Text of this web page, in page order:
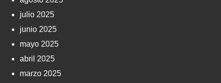
julio 2025
junio 2025
mayo 2025
abril 2025
marzo 2025